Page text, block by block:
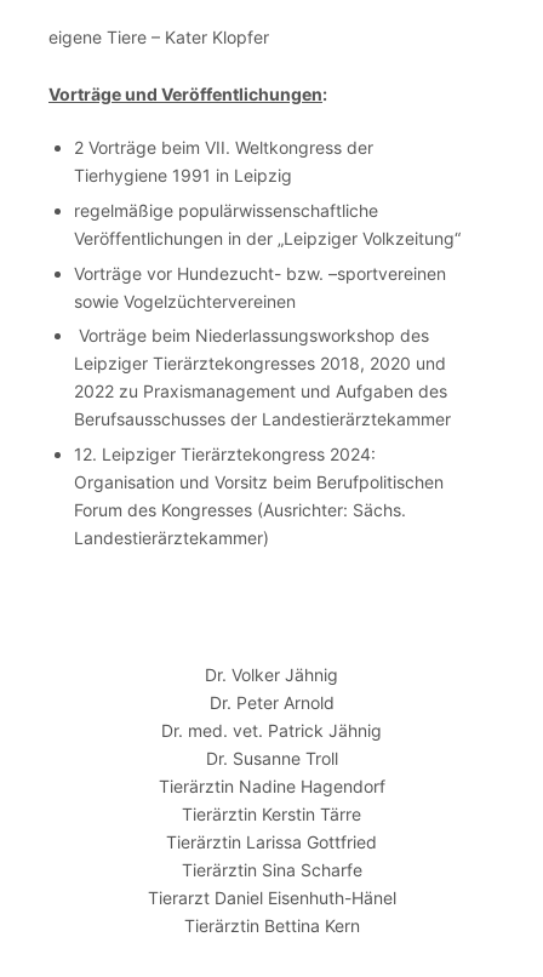
eigene Tiere – Kater Klopfer
Vorträge und Veröffentlichungen:
2 Vorträge beim VII. Weltkongress der
Tierhygiene 1991 in Leipzig
regelmäßige populärwissenschaftliche
Veröffentlichungen in der „Leipziger Volkzeitung“
Vorträge vor Hundezucht- bzw. –sportvereinen
sowie Vogelzüchtervereinen
Vorträge beim Niederlassungsworkshop des
Leipziger Tierärztekongresses 2018, 2020 und
2022 zu Praxismanagement und Aufgaben des
Berufsausschusses der Landestierärztekammer
12. Leipziger Tierärztekongress 2024:
Organisation und Vorsitz beim Berufpolitischen
Forum des Kongresses (Ausrichter: Sächs.
Landestierärztekammer)
Dr. Volker Jähnig
Dr. Peter Arnold
Dr. med. vet. Patrick Jähnig
Dr. Susanne Troll
Tierärztin Nadine Hagendorf
Tierärztin Kerstin Tärre
Tierärztin Larissa Gottfried
Tierärztin Sina Scharfe
Tierarzt Daniel Eisenhuth-Hänel
Tierärztin Bettina Kern